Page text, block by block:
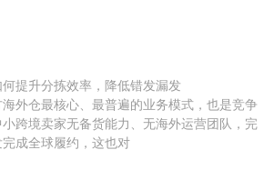
提升分拣效率，降低错发漏发
外仓最核心、最普遍的业务模式，也是竞争
跨境卖家无备货能力、无海外运营团队，完
成全球履约，这也对